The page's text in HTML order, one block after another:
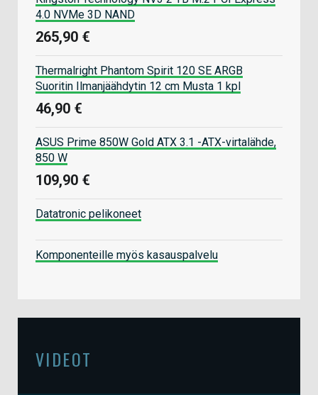
4.0 NVMe 3D NAND
265,90 €
Thermalright Phantom Spirit 120 SE ARGB
Suoritin Ilmanjäähdytin 12 cm Musta 1 kpl
46,90 €
ASUS Prime 850W Gold ATX 3.1 -ATX-virtalähde,
850 W
109,90 €
Datatronic pelikoneet
Komponenteille myös kasauspalvelu
VIDEOT